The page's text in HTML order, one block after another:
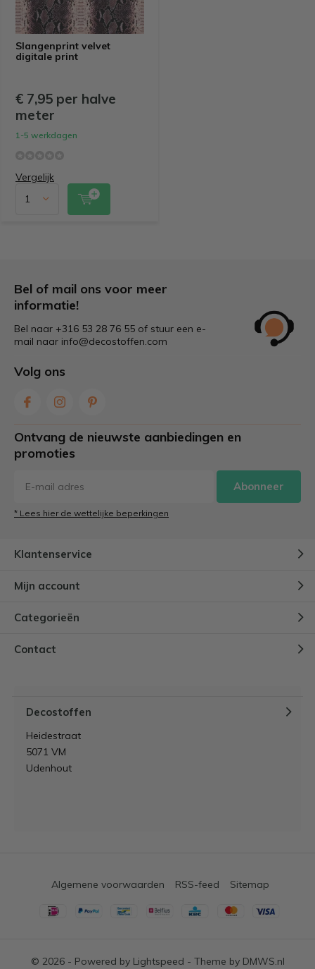
Slangenprint velvet
digitale print
€ 7,95 per halve
meter
1-5 werkdagen
Vergelijk
Bel of mail ons voor meer
informatie!
Bel naar +316 53 28 76 55 of stuur een e-
mail naar info@decostoffen.com
Volg ons
Ontvang de nieuwste aanbiedingen en
promoties
Abonneer
* Lees hier de wettelijke beperkingen
Klantenservice
Mijn account
Categorieën
Contact
Decostoffen
Heidestraat
5071 VM
Udenhout
© 2026 - Powered by Lightspeed - Theme by DMWS.nl
Algemene voorwaarden RSS-feed Sitemap